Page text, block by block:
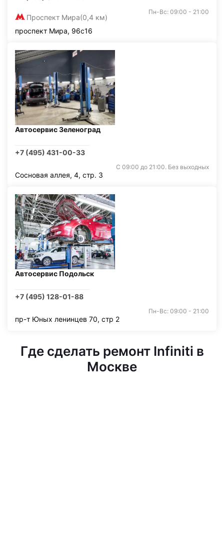
Проспект Мира(0,4 км)
Пн-Вс: 09:00 - 21:00
проспект Мира, 96с16
Автосервис Зеленоград
+7 (495) 431-00-33
С 09:00 до 21:00. Без выходных
Сосновая аллея, 4, стр. 3
Автосервис Подольск
+7 (495) 128-01-88
Пн-Вс: 09:00 - 21:00
пр-т Юных ленинцев 70, стр 2
Где сделать ремонт Infiniti в
Москве